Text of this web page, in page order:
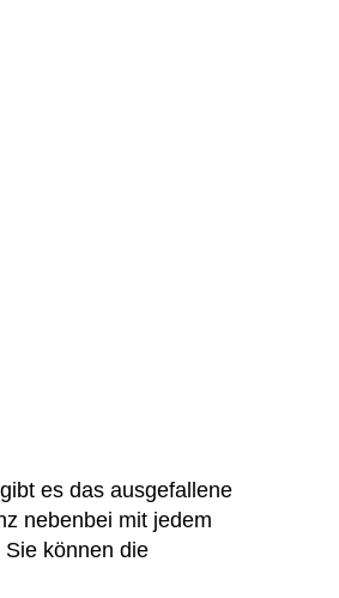
es das ausgefallene
nebenbei mit jedem
können die